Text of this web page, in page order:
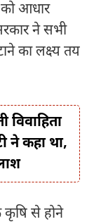
आधार
ने सभी
का लक्ष्य तय
ने कहा था,
कृषि से होने